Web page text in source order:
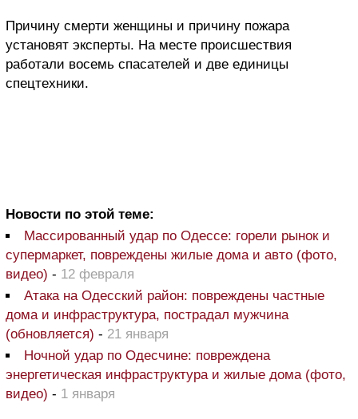
Причину смерти женщины и причину пожара
установят эксперты. На месте происшествия
работали восемь спасателей и две единицы
спецтехники.
Новости по этой теме:
Массированный удар по Одессе: горели рынок и
супермаркет, повреждены жилые дома и авто (фото,
видео) - 12 февраля
Атака на Одесский район: повреждены частные
дома и инфраструктура, пострадал мужчина
(обновляется) - 21 января
Ночной удар по Одесчине: повреждена
энергетическая инфраструктура и жилые дома (фото,
видео) - 1 января